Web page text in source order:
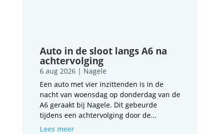
Auto in de sloot langs A6 na
achtervolging
6 aug 2026| Nagele
Een auto met vier inzittenden is in de
nacht van woensdag op donderdag van de
A6 geraakt bij Nagele. Dit gebeurde
tijdens een achtervolging door de...
Lees meer